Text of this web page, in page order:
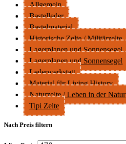
Allgemein
Bastelleder
Bastelmaterial
Historische Zelte / Militärzelte
Lagerplanen und Sonnensegel
Lagerplanen und Sonnensegel
Lederwerkstatt
Material für Living History
Naturzelte / Leben in der Natur
Tipi Zelte
Nach Preis filtern